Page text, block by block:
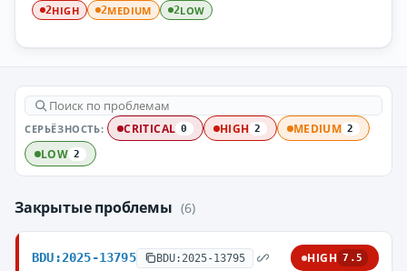
2HIGH 2MEDIUM 2LOW
СЕРЬЁЗНОСТЬ: CRITICAL 0 HIGH 2 MEDIUM 2
LOW 2
Закрытые проблемы (6)
BDU:2025-13795 BDU:2025-13795 HIGH 7.5